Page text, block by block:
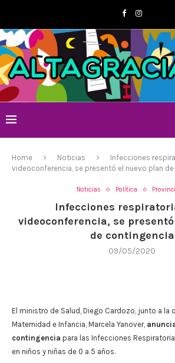
Home Noticias
Infecciones
videoconferencia, se presentó el nuevo plan
Noticias Política
Infecciones
videoconferencia, se
de contingencia
09/05/2020
El ministro de Salud, Diego Cardozo, junto a la
Maternidad e Infancia, Marcela Yanover,
contingencia para las Infecciones
en niños y niñas de 0 a 5 años.